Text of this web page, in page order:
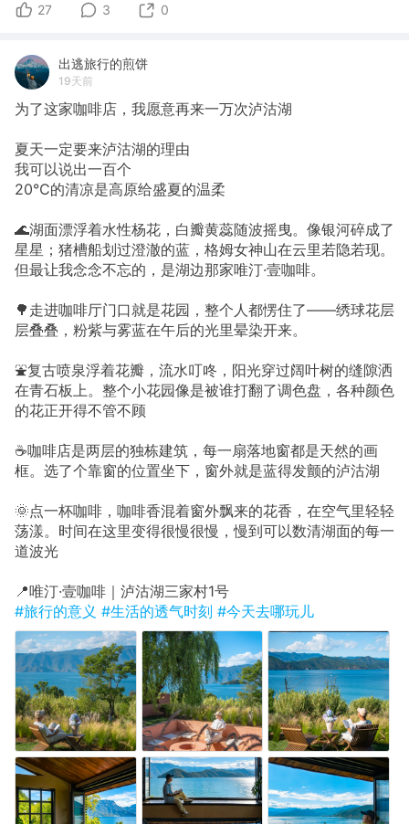
27 3 0
出逃旅行的煎饼
19天前
为了这家咖啡店，我愿意再来一万次泸沽湖
夏天一定要来泸沽湖的理由
我可以说出一百个
20℃的清凉是高原给盛夏的温柔
🌊湖面漂浮着水性杨花，白瓣黄蕊随波摇曳。像银河碎成了
星星；猪槽船划过澄澈的蓝，格姆女神山在云里若隐若现。
但最让我念念不忘的，是湖边那家唯汀·壹咖啡。
🌳走进咖啡厅门口就是花园，整个人都愣住了——绣球花层
层叠叠，粉紫与雾蓝在午后的光里晕染开来。
⛲复古喷泉浮着花瓣，流水叮咚，阳光穿过阔叶树的缝隙洒
在青石板上。整个小花园像是被谁打翻了调色盘，各种颜色
的花正开得不管不顾
☕咖啡店是两层的独栋建筑，每一扇落地窗都是天然的画
框。选了个靠窗的位置坐下，窗外就是蓝得发颤的泸沽湖
🌞点一杯咖啡，咖啡香混着窗外飘来的花香，在空气里轻轻
荡漾。时间在这里变得很慢很慢，慢到可以数清湖面的每一
道波光
📍唯汀·壹咖啡｜泸沽湖三家村1号
#旅行的意义 #生活的透气时刻 #今天去哪玩儿